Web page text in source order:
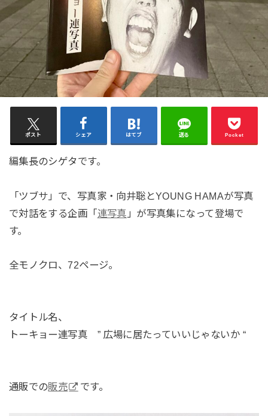
ポスト シェア はてブ 送る Pocket
編集長のシゲタです。
「ツブサ」で、写真家・向井聡とYOUNG HAMAが写真
で対話をする企画「連写真 」が写真集になって登場で
す。
全モノクロ、72ページ。
タイトル名、
トーキョー連写真 ” 広場に居たっていいじゃないか “
通販での販売 です。